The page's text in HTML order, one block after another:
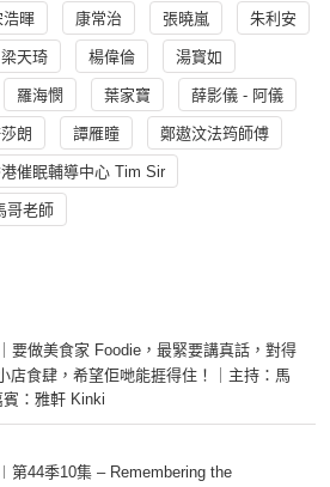
浩暉 康常治 張曉嵐 朱利安
梁天琦 楊偉倫 湯寳如
羅海憫 葉家寶 薛影儀 - 阿儀
朗 譚雁瞳 鄭遨汶法筠師傅
催眠輔導中心 Tim Sir
哥老師
要做美食家 Foodie，最緊要講真話，對得
店食肆，希望佢哋能捱得住！｜主持：馬
：雅軒 Kinki
第44季10集 – Remembering the